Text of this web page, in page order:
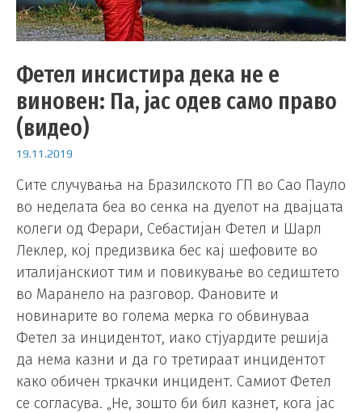
Фетел инсистира дека не е
виновен: Па, јас одев само право
(видео)
19.11.2019
Сите случувања на Бразилското ГП во Сао Пауло
во неделата беа во сенка на дуелот на двајцата
колеги од Ферари, Себастијан Фетел и Шарл
Леклер, кој предизвика бес кај шефовите во
италијанскиот тим и повикување во седиштето
во Маранело на разговор. Фановите и
новинарите во голема мерка го обвинуваа
Фетел за инцидентот, иако стјуардите решија
да нема казни и да го третираат инцидентот
како обичен тркачки инцидент. Самиот Фетел
се согласува. „Не, зошто би бил казнет, кога јас